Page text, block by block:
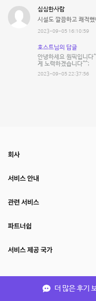
심심한사람
시설도 깔끔하고 쾌적
2023-09-05 16:10:59
호스트님의 답글
안녕하세요 원픽입니다
게 노력하겠습니다^^;
2023-09-05 22:37:56
더 많은 후기
회사
서비스 안내
관련 서비스
파트너쉽
서비스 제공 국가
(주)NSPACE 사업자정보